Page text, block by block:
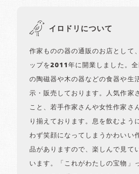
イロドリについて
作家ものの器の通販のお店として
ップを2011年に開業しました。
の陶磁器や木の器などの食器や生
示・販売しております。人気作家
こと、若手作家さんや女性作家さ
り揃えております。息を飲むよう
わず笑顔になってしまうかわいい
品がありますので、楽しんで見て
います。「これがわたしの宝物」